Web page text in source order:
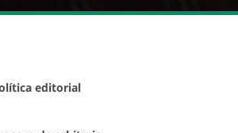
editorial